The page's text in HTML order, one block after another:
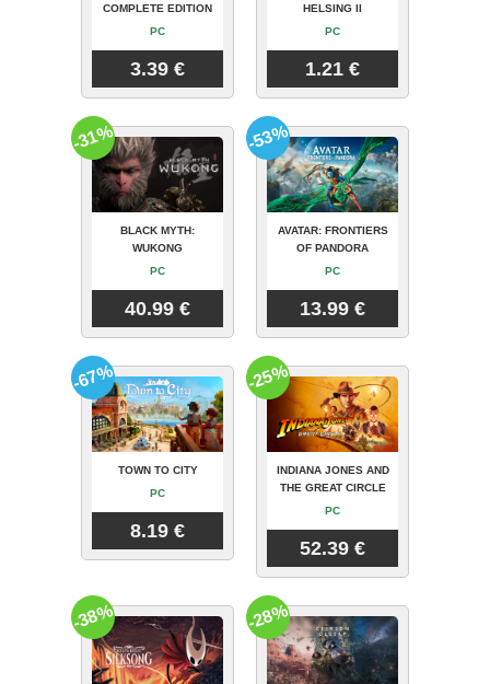
COMPLETE EDITION
PC
3.39 €
HELSING II
PC
1.21 €
BLACK MYTH:
WUKONG
PC
40.99 €
-31%
AVATAR: FRONTIERS
OF PANDORA
PC
13.99 €
-53%
TOWN TO CITY
PC
8.19 €
-67%
INDIANA JONES AND
THE GREAT CIRCLE
PC
52.39 €
-25%
-38% -28%